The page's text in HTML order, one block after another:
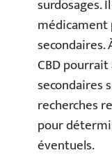
surdosages.
médicament
secondaires.
CBD
secondaires
recherches
pour
éventuels.